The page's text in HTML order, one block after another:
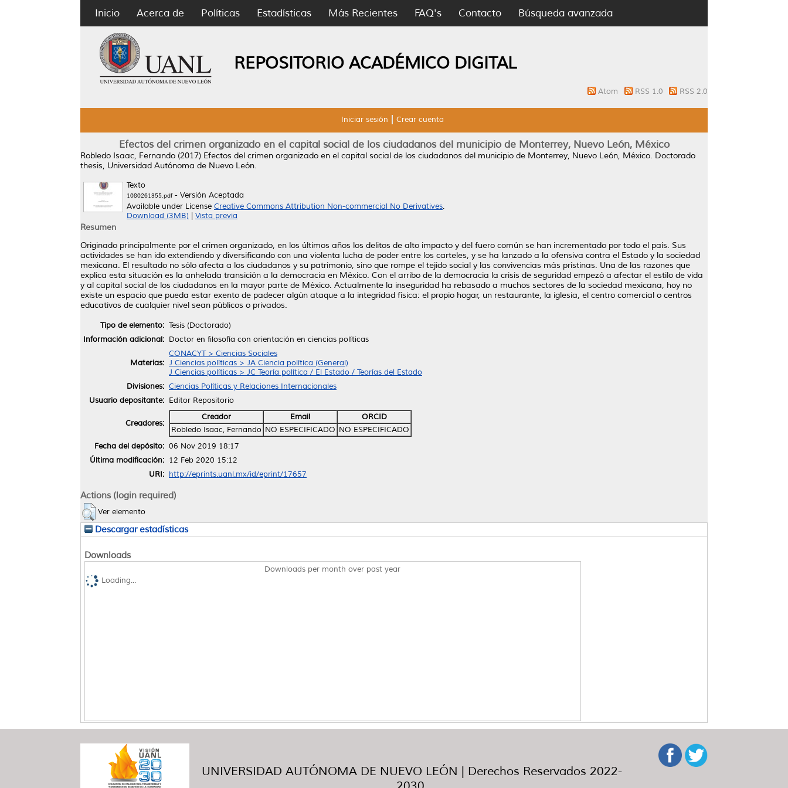
Inicio Acerca de Políticas Estadísticas Más Recientes FAQ's Contacto Búsqueda avanzada
REPOSITORIO ACADÉMICO DIGITAL
Atom RSS 1.0 RSS 2.0
Iniciar sesión Crear cuenta
Efectos del crimen organizado en el capital social de los ciudadanos del municipio de Monterrey, Nuevo León, México
Robledo Isaac, Fernando (2017) Efectos del crimen organizado en el capital social de los ciudadanos del municipio de Monterrey, Nuevo León, México. Doctorado
thesis, Universidad Autónoma de Nuevo León.
Texto
1080261355.pdf- Versión Aceptada
Available under License Creative Commons Attribution Non-commercial No Derivatives.
Download (3MB)
Vista previa
Resumen
Originado principalmente por el crimen organizado, en los últimos años los delitos de alto impacto y del fuero común se han incrementado por todo el país. Sus
actividades se han ido extendiendo y diversificando con una violenta lucha de poder entre los carteles, y se ha lanzado a la ofensiva contra el Estado y la sociedad
mexicana. El resultado no sólo afecta a los ciudadanos y su patrimonio, sino que rompe el tejido social y las convivencias más prístinas. Una de las razones que
explica esta situación es la anhelada transición a la democracia en México. Con el arribo de la democracia la crisis de seguridad empezó a afectar el estilo de vida
y al capital social de los ciudadanos en la mayor parte de México. Actualmente la inseguridad ha rebasado a muchos sectores de la sociedad mexicana, hoy no
existe un espacio que pueda estar exento de padecer algún ataque a la integridad física: el propio hogar, un restaurante, la iglesia, el centro comercial o centros
educativos de cualquier nivel sean públicos o privados.
Tipo de elemento: Tesis (Doctorado)
Información adicional: Doctor en filosofía con orientación en ciencias políticas
Materias:
CONACYT > Ciencias Sociales
J Ciencias políticas > JA Ciencia política (General)
J Ciencias políticas > JC Teoría política / El Estado / Teorías del Estado
Divisiones: Ciencias Políticas y Relaciones Internacionales
Usuario depositante: Editor Repositorio
Creadores:
Creador Email
ORCID
Robledo Isaac, Fernando NO ESPECIFICADO NO ESPECIFICADO
Fecha del depósito: 06 Nov 2019 18:17
Última modificación: 12 Feb 2020 15:12
URI: http://eprints.uanl.mx/id/eprint/17657
Actions (login required)
Ver elemento
Descargar estadísticas
Downloads
Downloads per month over past year
Loading...
UNIVERSIDAD AUTÓNOMA DE NUEVO LEÓN | Derechos Reservados 2022-